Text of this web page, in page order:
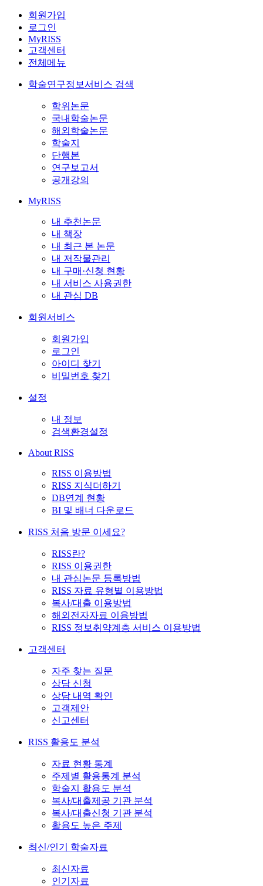
회원가입
로그인
MyRISS
고객센터
전체메뉴
학술연구정보서비스 검색
학위논문
국내학술논문
해외학술논문
학술지
단행본
연구보고서
공개강의
MyRISS
내 추천논문
내 책장
내 최근 본 논문
내 저작물관리
내 구매·신청 현황
내 서비스 사용권한
내 관심 DB
회원서비스
회원가입
로그인
아이디 찾기
비밀번호 찾기
설정
내 정보
검색환경설정
About RISS
RISS 이용방법
RISS 지식더하기
DB연계 현황
BI 및 배너 다운로드
RISS 처음 방문 이세요?
RISS란?
RISS 이용권한
내 관심논문 등록방법
RISS 자료 유형별 이용방법
복사/대출 이용방법
해외전자자료 이용방법
RISS 정보취약계층 서비스 이용방법
고객센터
자주 찾는 질문
상담 신청
상담 내역 확인
고객제안
신고센터
RISS 활용도 분석
자료 현황 통계
주제별 활용통계 분석
학술지 활용도 분석
복사/대출제공 기관 분석
복사/대출신청 기관 분석
활용도 높은 주제
최신/인기 학술자료
최신자료
인기자료